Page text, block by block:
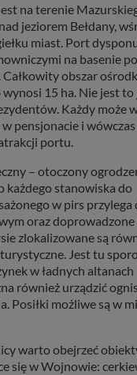
na terenie
jeziorem Bełdany,
miast. Port
na basenie
obszar
15 ha. Nie jest to
Każdy może
pensjonacie i wówczas
portu.
– otoczony
każdego stanowiska do
w pirs przylega
oraz doprowadzone
zlokalizowane są
Jest tu
w ładnych altanach
również urządzić
Posiłki możliwe są w
warto obejrzeć
się w Wojnowie: